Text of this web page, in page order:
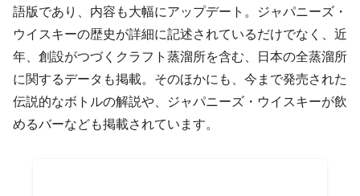
語版であり、内容も大幅にアップデート。ジャパニーズ・
ウイスキーの歴史が詳細に記述されているだけでなく、近
年、創設がつづくクラフト蒸溜所を含む、日本の全蒸溜所
に関するデータも掲載。そのほかにも、今まで発売された
伝説的なボトルの解説や、ジャパニーズ・ウイスキーが飲
めるバーなども掲載されています。